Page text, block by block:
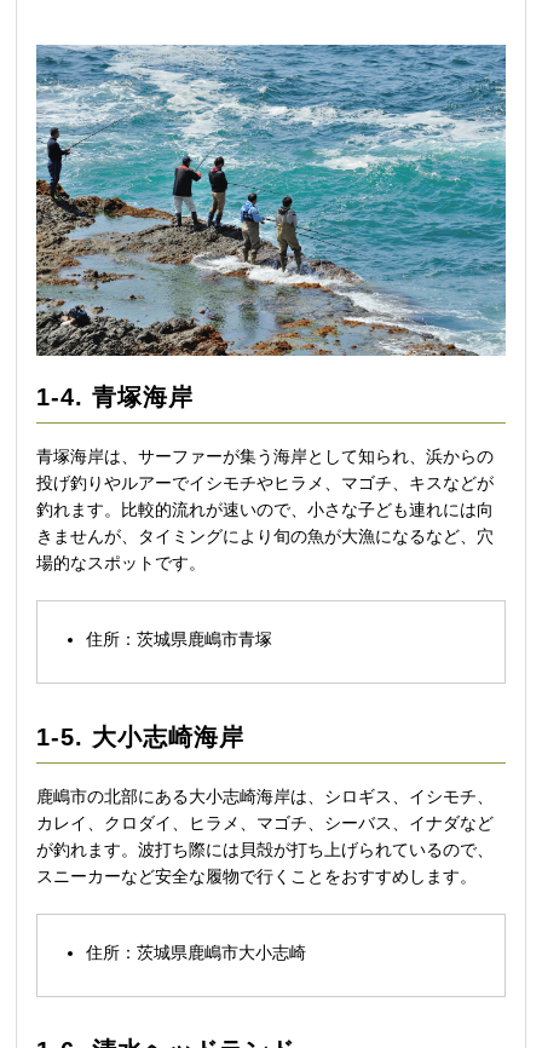
1-4. 青塚海岸
青塚海岸は、サーファーが集う海岸として知られ、浜からの
投げ釣りやルアーでイシモチやヒラメ、マゴチ、キスなどが
釣れます。比較的流れが速いので、小さな子ども連れには向
きませんが、タイミングにより旬の魚が大漁になるなど、穴
場的なスポットです。
住所：茨城県鹿嶋市青塚
1-5. 大小志崎海岸
鹿嶋市の北部にある大小志崎海岸は、シロギス、イシモチ、
カレイ、クロダイ、ヒラメ、マゴチ、シーバス、イナダなど
が釣れます。波打ち際には貝殻が打ち上げられているので、
スニーカーなど安全な履物で行くことをおすすめします。
住所：茨城県鹿嶋市大小志崎